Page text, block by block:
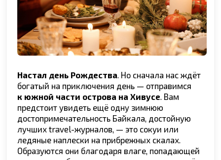
получили яркие эмоции,
60 000
путешественников +
Сахалин
Алтай
Карелия